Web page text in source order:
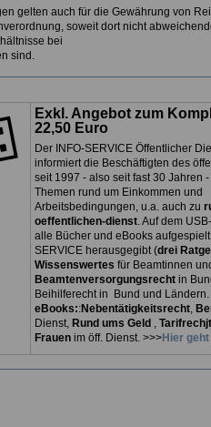
gelten auch für die Gewährung von
soweit dort nicht
bei
sind.
Exkl. Angebot zum
22,50 Euro
Der INFO-SERVICE Öffentlicher
informiert die Beschäftigten des
seit 1997 - also seit fast 30 Jahren
Themen rund um Einkommen und
Arbeitsbedingungen, u.a. auch zu
oeffentlichen-dienst. Auf dem
alle Bücher und eBooks
SERVICE herausgegibt (drei
Wissenswertes für Beamtinnen
Beamtenversorgungsrechtin
Beihilferecht in Bund und Ländern.
eBooks::Nebentätigkeitsrecht,
Dienst, Rund ums Geld , Tarifrechjt
Frauenim öff. Dienst. >>>Hier